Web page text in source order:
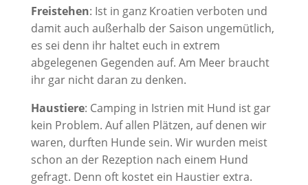
Freistehen: Ist in ganz Kroatien verboten und
damit auch außerhalb der Saison ungemütlich,
es sei denn ihr haltet euch in extrem
abgelegenen Gegenden auf. Am Meer braucht
ihr gar nicht daran zu denken.
Haustiere: Camping in Istrien mit Hund ist gar
kein Problem. Auf allen Plätzen, auf denen wir
waren, durften Hunde sein. Wir wurden meist
schon an der Rezeption nach einem Hund
gefragt. Denn oft kostet ein Haustier extra.